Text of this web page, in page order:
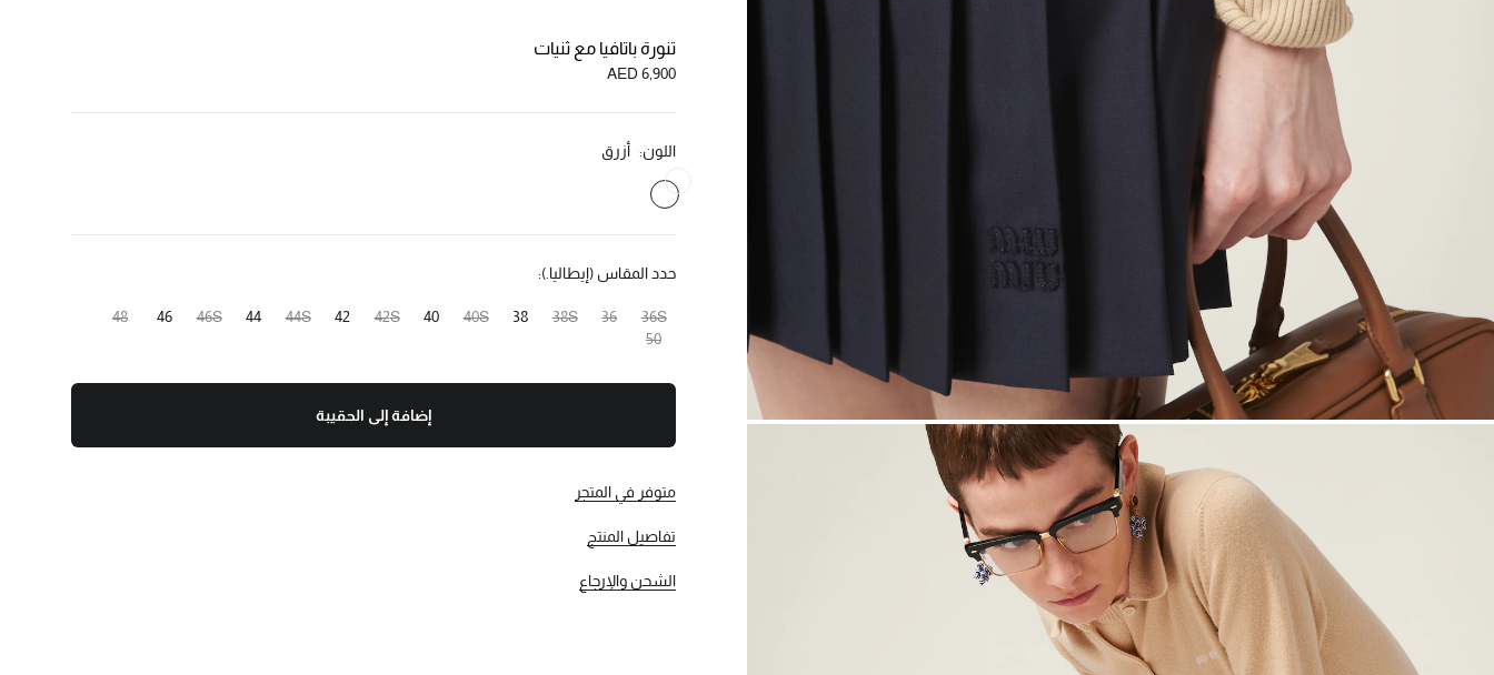
تنورة باتافيا مع ثنيات
AED 6,900
اللون: أزرق
حدد المقاس (إيطاليا.):
36S
36
38S
38
40S
40
42S
42
44S
44
46S
46
48
50
إضافة إلى الحقيبة
متوفر في المتجر
تفاصيل المنتج
الشحن والإرجاع